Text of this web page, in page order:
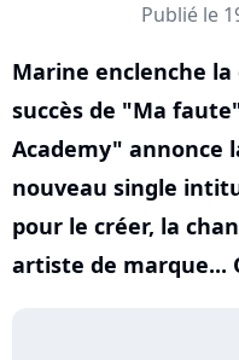
Publié le
Marine enclenche
succès de "Ma
Academy" annonce
nouveau single
pour le créer, la
artiste de marque...